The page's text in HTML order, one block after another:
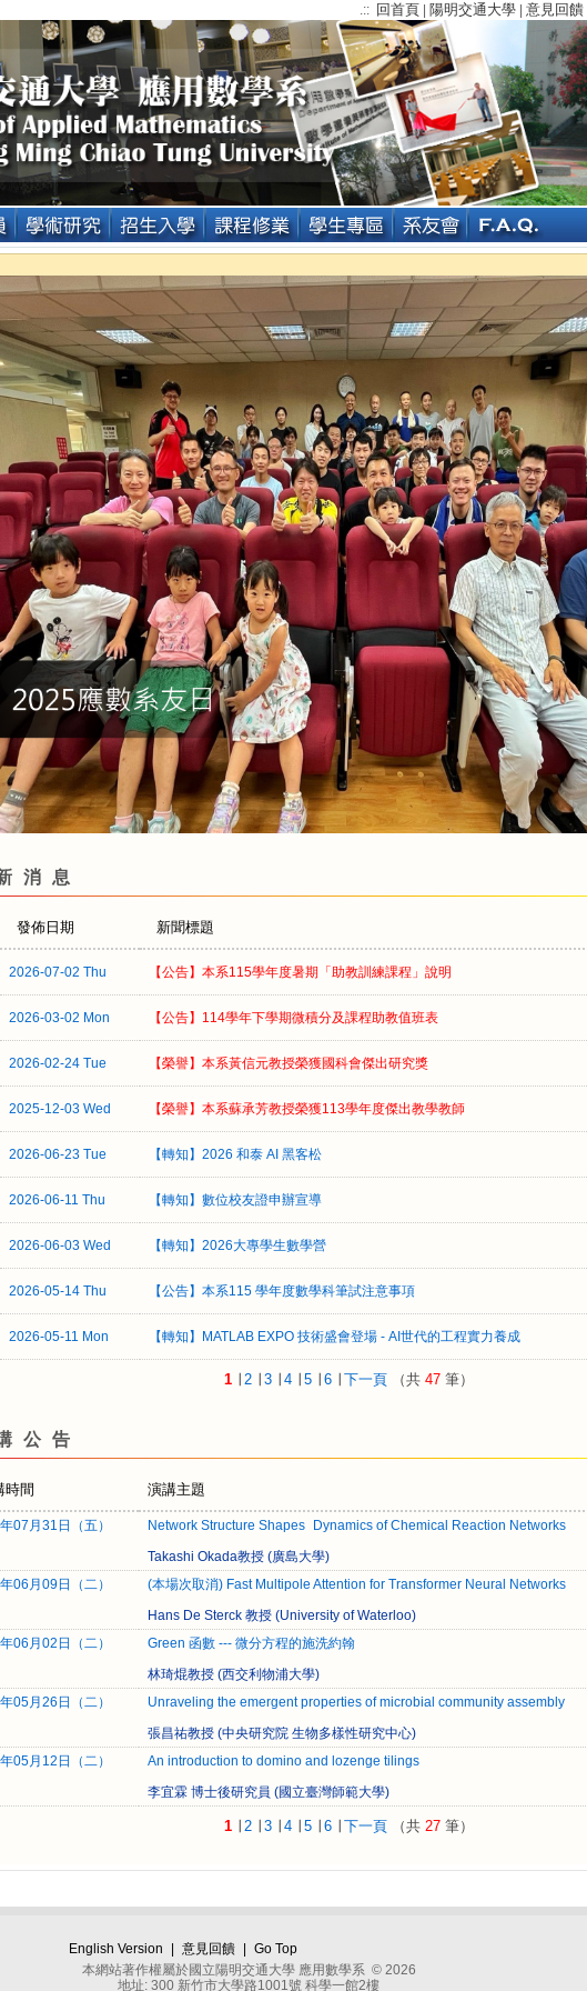
.:: 回首頁 陽明交通大學| 意見回饋|
消息
發佈日期 新聞標題
2026-07-02 Thu 【公告】本系115學年度暑期「助教訓練課程」說明
2026-03-02 Mon 【公告】114學年下學期微積分及課程助教值班表
2026-02-24 Tue 【榮譽】本系黃信元教授榮獲國科會傑出研究獎
2025-12-03 Wed 【榮譽】本系蘇承芳教授榮獲113學年度傑出教學教師
2026-06-23 Tue 【轉知】2026 和泰 AI 黑客松
2026-06-11 Thu 【轉知】數位校友證申辦宣導
2026-06-03 Wed 【轉知】2026大專學生數學營
2026-05-14 Thu 【公告】本系115 學年度數學科筆試注意事項
2026-05-11 Mon 【轉知】MATLAB EXPO 技術盛會登場 - AI世代的工程實力養成
1∣ 2∣ 3∣ 4∣ 5∣ 6∣ 下一頁 （共47 筆）
公告
時間 演講主題
07月31日（五） Network Structure Shapes Dynamics of Chemical Reaction Networks
Takashi Okada教授 (廣島大學)
06月09日（二）
(本場次取消) Fast Multipole Attention for Transformer Neural Networks
Hans De Sterck 教授 (University of Waterloo)
06月02日（二）
Green 函數 --- 微分方程的施洗約翰
林琦焜教授 (西交利物浦大學)
05月26日（二）
Unraveling the emergent properties of microbial community assembly
張昌祐教授 (中央研究院 生物多樣性研究中心)
05月12日（二）
An introduction to domino and lozenge tilings
李宜霖 博士後研究員 (國立臺灣師範大學)
1∣ 2∣ 3∣ 4∣ 5∣ 6∣ 下一頁 （共27 筆）
English Version 意見回饋
Go Top
本網站著作權屬於國立陽明交通大學 應用數學系 © 2026
地址: 300 新竹市大學路1001號 科學一館2樓